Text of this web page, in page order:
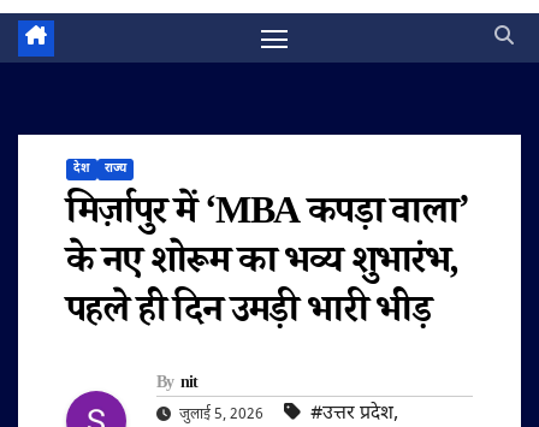
देश राज्य
मिर्ज़ापुर में ‘MBA कपड़ा वाला’
के नए शोरूम का भव्य शुभारंभ,
पहले ही दिन उमड़ी भारी भीड़
By nit
जुलाई 5, 2026 #उत्तर प्रदेश,